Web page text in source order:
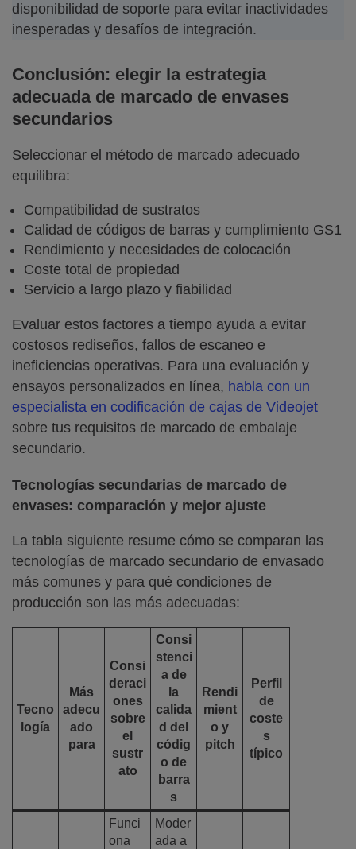
disponibilidad de soporte para evitar inactividades
inesperadas y desafíos de integración.
Conclusión: elegir la estrategia
adecuada de marcado de envases
secundarios
Seleccionar el método de marcado adecuado
equilibra:
Compatibilidad de sustratos
Calidad de códigos de barras y cumplimiento GS1
Rendimiento y necesidades de colocación
Coste total de propiedad
Servicio a largo plazo y fiabilidad
Evaluar estos factores a tiempo ayuda a evitar
costosos rediseños, fallos de escaneo e
ineficiencias operativas. Para una evaluación y
ensayos personalizados en línea, habla con un
especialista en codificación de cajas de Videojet
sobre tus requisitos de marcado de embalaje
secundario.
Tecnologías secundarias de marcado de
envases: comparación y mejor ajuste
La tabla siguiente resume cómo se comparan las
tecnologías de marcado secundario de envasado
más comunes y para qué condiciones de
producción son las más adecuadas:
Tecno
logía
Más
adecu
ado
para
Consi
deraci
ones
sobre
el
sustr
ato
Consi
stenci
a de
la
calida
d del
códig
o de
barra
s
Rendi
mient
o y
pitch
Perfil
de
coste
s
típico
Funci
ona
Moder
ada a